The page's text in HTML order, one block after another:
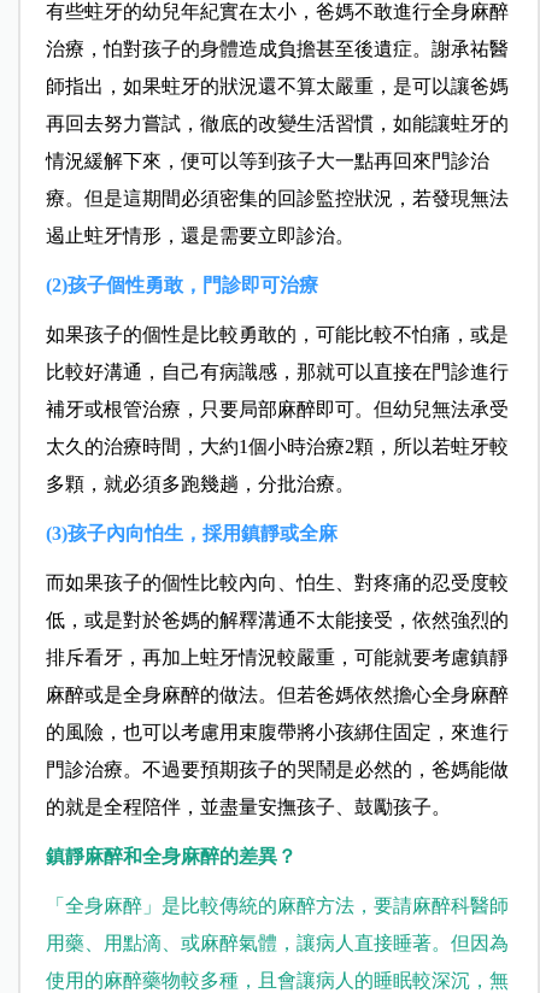
有些蛀牙的幼兒年紀實在太小，爸媽不敢進行全身麻醉
治療，怕對孩子的身體造成負擔甚至後遺症。謝承祐醫
師指出，如果蛀牙的狀況還不算太嚴重，是可以讓爸媽
再回去努力嘗試，徹底的改變生活習慣，如能讓蛀牙的
情況緩解下來，便可以等到孩子大一點再回來門診治
療。但是這期間必須密集的回診監控狀況，若發現無法
遏止蛀牙情形，還是需要立即診治。
(2)孩子個性勇敢，門診即可治療
如果孩子的個性是比較勇敢的，可能比較不怕痛，或是
比較好溝通，自己有病識感，那就可以直接在門診進行
補牙或根管治療，只要局部麻醉即可。但幼兒無法承受
太久的治療時間，大約1個小時治療2顆，所以若蛀牙較
多顆，就必須多跑幾趟，分批治療。
(3)孩子內向怕生，採用鎮靜或全麻
而如果孩子的個性比較內向、怕生、對疼痛的忍受度較
低，或是對於爸媽的解釋溝通不太能接受，依然強烈的
排斥看牙，再加上蛀牙情況較嚴重，可能就要考慮鎮靜
麻醉或是全身麻醉的做法。但若爸媽依然擔心全身麻醉
的風險，也可以考慮用束腹帶將小孩綁住固定，來進行
門診治療。不過要預期孩子的哭鬧是必然的，爸媽能做
的就是全程陪伴，並盡量安撫孩子、鼓勵孩子。
鎮靜麻醉和全身麻醉的差異？
「全身麻醉」是比較傳統的麻醉方法，要請麻醉科醫師
用藥、用點滴、或麻醉氣體，讓病人直接睡著。但因為
使用的麻醉藥物較多種，且會讓病人的睡眠較深沉，無